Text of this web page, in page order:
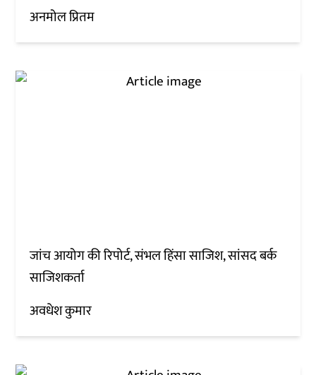
अनमोल प्रितम
जांच आयोग की रिपोर्ट, संभल हिंसा साजिश, सांसद बर्क
साजिशकर्ता
अवधेश कुमार